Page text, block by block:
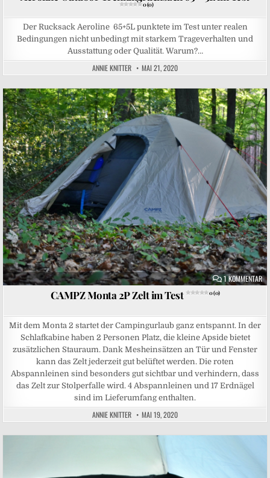
0 (0)
Der Rucksack Aeroline 65+5L punktete im Test unter realen
Bedingungen nicht unbedingt mit starkem Trageverhalten und
Ausstattung oder Qualität. Warum?…
ANNIE KNITTER MAI 21, 2020
1 KOMMENTAR
Posted in
CAMPZ Monta 2P Zelt im Test 0 (0)
Mit dem Monta 2 startet der Campingurlaub ganz entspannt. In der
Schlafkabine haben 2 Personen Platz, die kleine Apside bietet
zusätzlichen Stauraum. Dank Mesheinsätzen an Tür und Fenster
kann das Zelt jederzeit gut belüftet werden. Die roten
Abspannleinen sind besonders gut sichtbar und verhindern, dass
das Zelt zur Stolperfalle wird. 4 Abspannleinen und 17 Erdnägel
sind im Lieferumfang enthalten.
ANNIE KNITTER MAI 19, 2020